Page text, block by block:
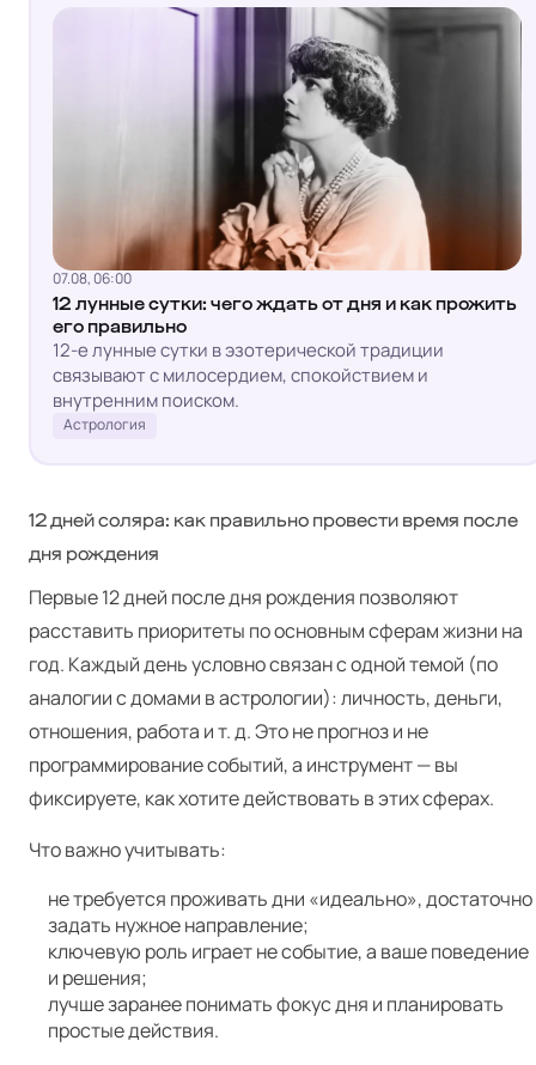
07.08, 06:00
12 лунные сутки: чего ждать от дня и как прожить
его правильно
12-е лунные сутки в эзотерической традиции
связывают с милосердием, спокойствием и
внутренним поиском.
Астрология
12 дней соляра: как правильно провести время после
дня рождения
Первые 12 дней после дня рождения позволяют
расставить приоритеты по основным сферам жизни на
год. Каждый день условно связан с одной темой (по
аналогии с домами в астрологии): личность, деньги,
отношения, работа и т. д. Это не прогноз и не
программирование событий, а инструмент — вы
фиксируете, как хотите действовать в этих сферах.
Что важно учитывать:
не требуется проживать дни «идеально», достаточно
задать нужное направление;
ключевую роль играет не событие, а ваше поведение
и решения;
лучше заранее понимать фокус дня и планировать
простые действия.